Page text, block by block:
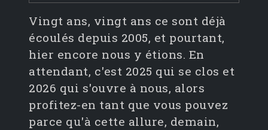
Vingt ans, vingt ans ce sont déjà
écoulés depuis 2005, et pourtant,
hier encore nous y étions. En
attendant, c'est 2025 qui se clos et
2026 qui s'ouvre à nous, alors
profitez-en tant que vous pouvez
parce qu'à cette allure, demain,